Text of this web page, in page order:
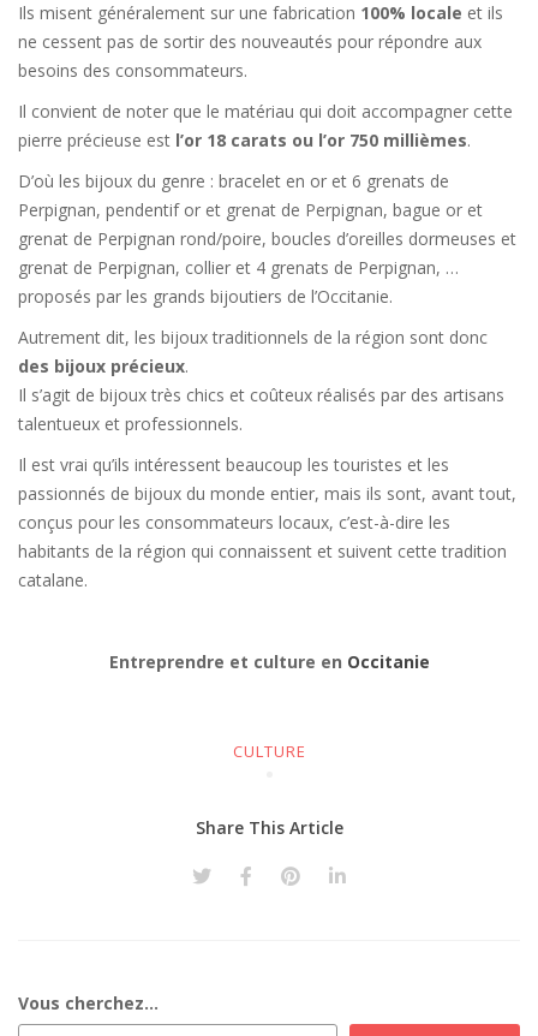
Ils misent généralement sur une fabrication 100% locale et ils
ne cessent pas de sortir des nouveautés pour répondre aux
besoins des consommateurs.
Il convient de noter que le matériau qui doit accompagner cette
pierre précieuse est l’or 18 carats ou l’or 750 millièmes.
D’où les bijoux du genre : bracelet en or et 6 grenats de
Perpignan, pendentif or et grenat de Perpignan, bague or et
grenat de Perpignan rond/poire, boucles d’oreilles dormeuses et
grenat de Perpignan, collier et 4 grenats de Perpignan, …
proposés par les grands bijoutiers de l’Occitanie.
Autrement dit, les bijoux traditionnels de la région sont donc
des bijoux précieux.
Il s’agit de bijoux très chics et coûteux réalisés par des artisans
talentueux et professionnels.
Il est vrai qu’ils intéressent beaucoup les touristes et les
passionnés de bijoux du monde entier, mais ils sont, avant tout,
conçus pour les consommateurs locaux, c’est-à-dire les
habitants de la région qui connaissent et suivent cette tradition
catalane.
Entreprendre et culture en Occitanie
CULTURE
Share This Article
Vous cherchez...